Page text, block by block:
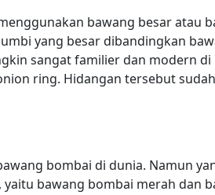
bawang besar atau
yang besar dibandingkan
sangat familier dan modern di
ring. Hidangan tersebut
bombai di dunia. Namun
bawang bombai merah dan